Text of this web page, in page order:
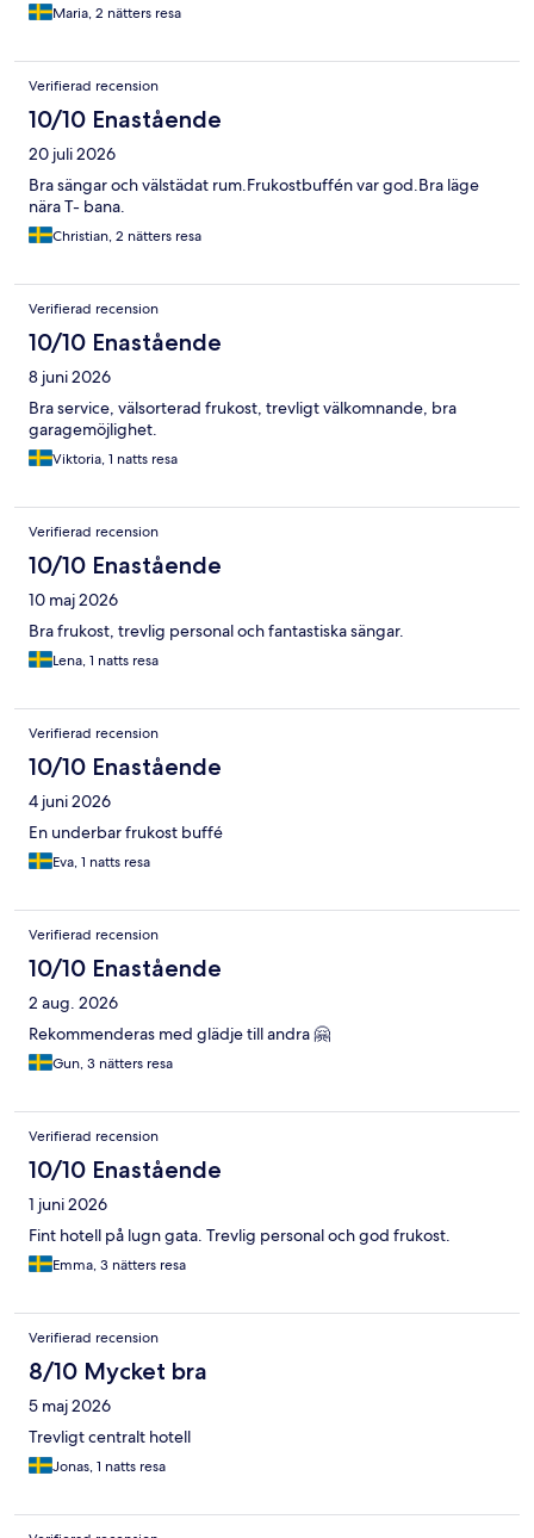
Maria, 2 nätters resa
Verifierad recension
10/10 Enastående
20 juli 2026
Bra sängar och välstädat rum.Frukostbuffén var god.Bra läge
nära T- bana.
Christian, 2 nätters resa
Verifierad recension
10/10 Enastående
8 juni 2026
Bra service, välsorterad frukost, trevligt välkomnande, bra
garagemöjlighet.
Viktoria, 1 natts resa
Verifierad recension
10/10 Enastående
10 maj 2026
Bra frukost, trevlig personal och fantastiska sängar.
Lena, 1 natts resa
Verifierad recension
10/10 Enastående
4 juni 2026
En underbar frukost buffé
Eva, 1 natts resa
Verifierad recension
10/10 Enastående
2 aug. 2026
Rekommenderas med glädje till andra 🤗
Gun, 3 nätters resa
Verifierad recension
10/10 Enastående
1 juni 2026
Fint hotell på lugn gata. Trevlig personal och god frukost.
Emma, 3 nätters resa
Verifierad recension
8/10 Mycket bra
5 maj 2026
Trevligt centralt hotell
Jonas, 1 natts resa